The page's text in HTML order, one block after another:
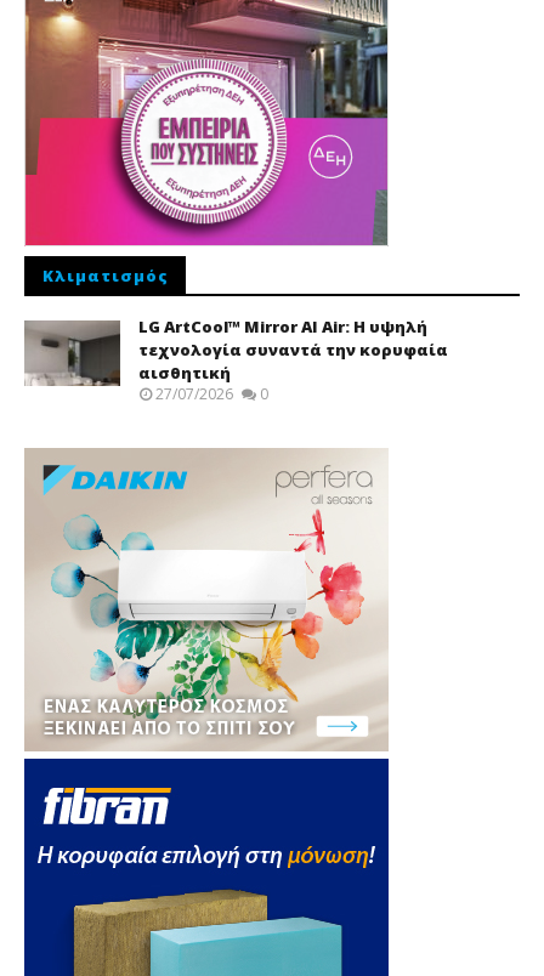
Κλιματισμός
LG ArtCool™ Mirror AI Air: Η υψηλή
τεχνολογία συναντά την κορυφαία
αισθητική
27/07/2026 0